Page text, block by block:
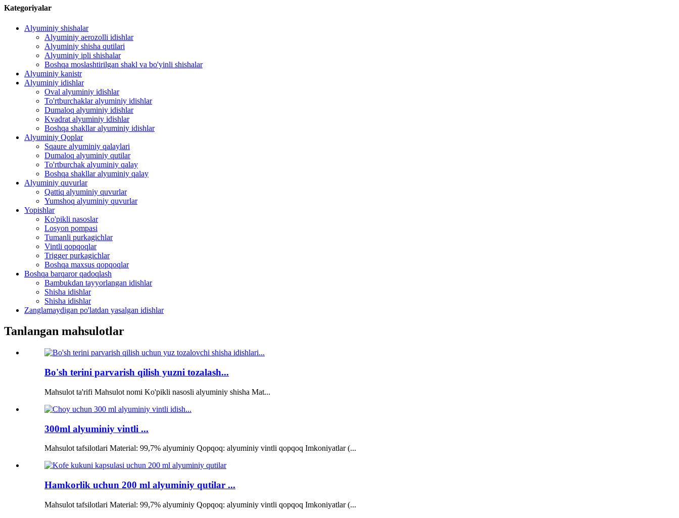
Kategoriyalar
Alyuminiy shishalar
Alyuminiy aerozolli idishlar
Alyuminiy shisha qutilari
Alyuminiy ipli shishalar
Boshqa moslashtirilgan shakl va bo'yinli shishalar
Alyuminiy kanistr
Alyuminiy idishlar
Oval alyuminiy idishlar
To'rtburchaklar alyuminiy idishlar
Dumaloq alyuminiy idishlar
Kvadrat alyuminiy idishlar
Boshqa shakllar alyuminiy idishlar
Alyuminiy Qoplar
Sqaure alyuminiy qalaylari
Dumaloq alyuminiy qutilar
To'rtburchak alyuminiy qalay
Boshqa shakllar alyuminiy qalay
Alyuminiy quvurlar
Qattiq alyuminiy quvurlar
Yumshoq alyuminiy quvurlar
Yopishlar
Ko'pikli nasoslar
Losyon pompasi
Tumanli purkagichlar
Vintli qopqoqlar
Trigger purkagichlar
Boshqa maxsus qopqoqlar
Boshqa barqaror qadoqlash
Bambukdan tayyorlangan idishlar
Shisha idishlar
Shisha idishlar
Zanglamaydigan po'latdan yasalgan idishlar
Tanlangan mahsulotlar
Bo'sh terini parvarish qilish yuzni tozalash...
Mahsulot ta'rifi Mahsulot nomi Ko'pikli nasosli alyuminiy shisha Mat...
300ml alyuminiy vintli ...
Mahsulot tafsilotlari Material: 99,7% alyuminiy Qopqoq: alyuminiy vintli qopqoq Imkoniyatlar (...
Hamkorlik uchun 200 ml alyuminiy qutilar ...
Mahsulot tafsilotlari Material: 99,7% alyuminiy Qopqoq: alyuminiy vintli qopqoq Imkoniyatlar (...